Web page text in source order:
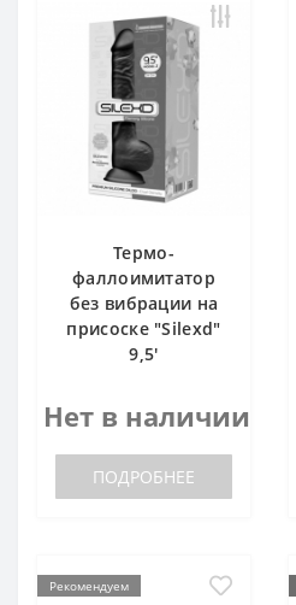
Термо-
фаллоимитатор
без вибрации на
присоске "Silexd"
9,5'
Нет в наличии
ПОДРОБНЕЕ
Рекомендуем